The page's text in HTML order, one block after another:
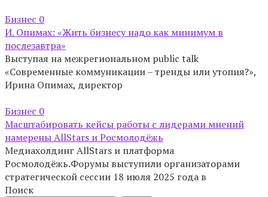
Бизнес 0
И. Опимах: «Жить бизнесу надо как минимум в
послезавтра»
Выступая на межрегиональном public talk
«Современные коммуникации – тренды или утопия?»,
Ирина Опимах, директор
Бизнес 0
Масштабировать кейсы работы с лидерами мнений
намерены AllStars и Росмолодёжь
Медиахолдинг AllStars и платформа
Росмолодёжь.Форумы выступили организаторами
стратегической сессии 18 июля 2025 года в
Поиск